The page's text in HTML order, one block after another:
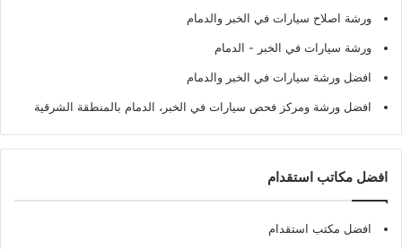
ورشة اصلاح سيارات في الخبر والدمام
ورشة سيارات في الخبر - الدمام
افضل ورشة سيارات في الخبر والدمام
افضل ورشة ومركز فحص سيارات في الخبر، الدمام بالمنطقة الشرقية
افضل مكاتب استقدام
افضل مكتب استقدام